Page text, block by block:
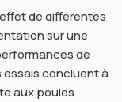
de différentes
sur une
de
concluent à
aux poules